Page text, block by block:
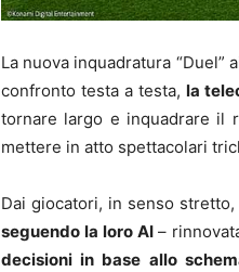
La nuova inquadratura “Duel”
confronto testa a testa, la
tornare largo e inquadrare il
mettere in atto spettacolari
Dai giocatori, in senso stretto,
seguendo la loro AI–
decisioni in base allo